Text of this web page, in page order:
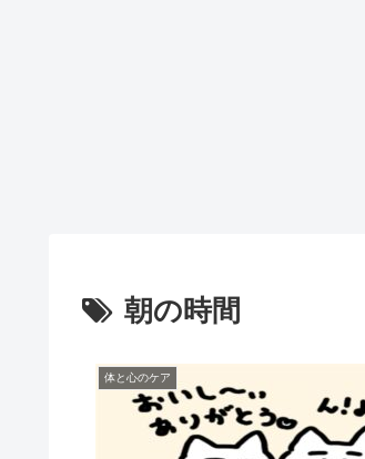
朝の時間
体と心のケア